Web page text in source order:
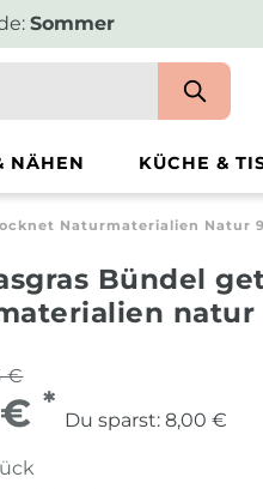
Sommer
NÄHEN KÜCHE &
Naturmaterialien Natur
Bündel
natur
€
*
Du sparst: 8,00 €